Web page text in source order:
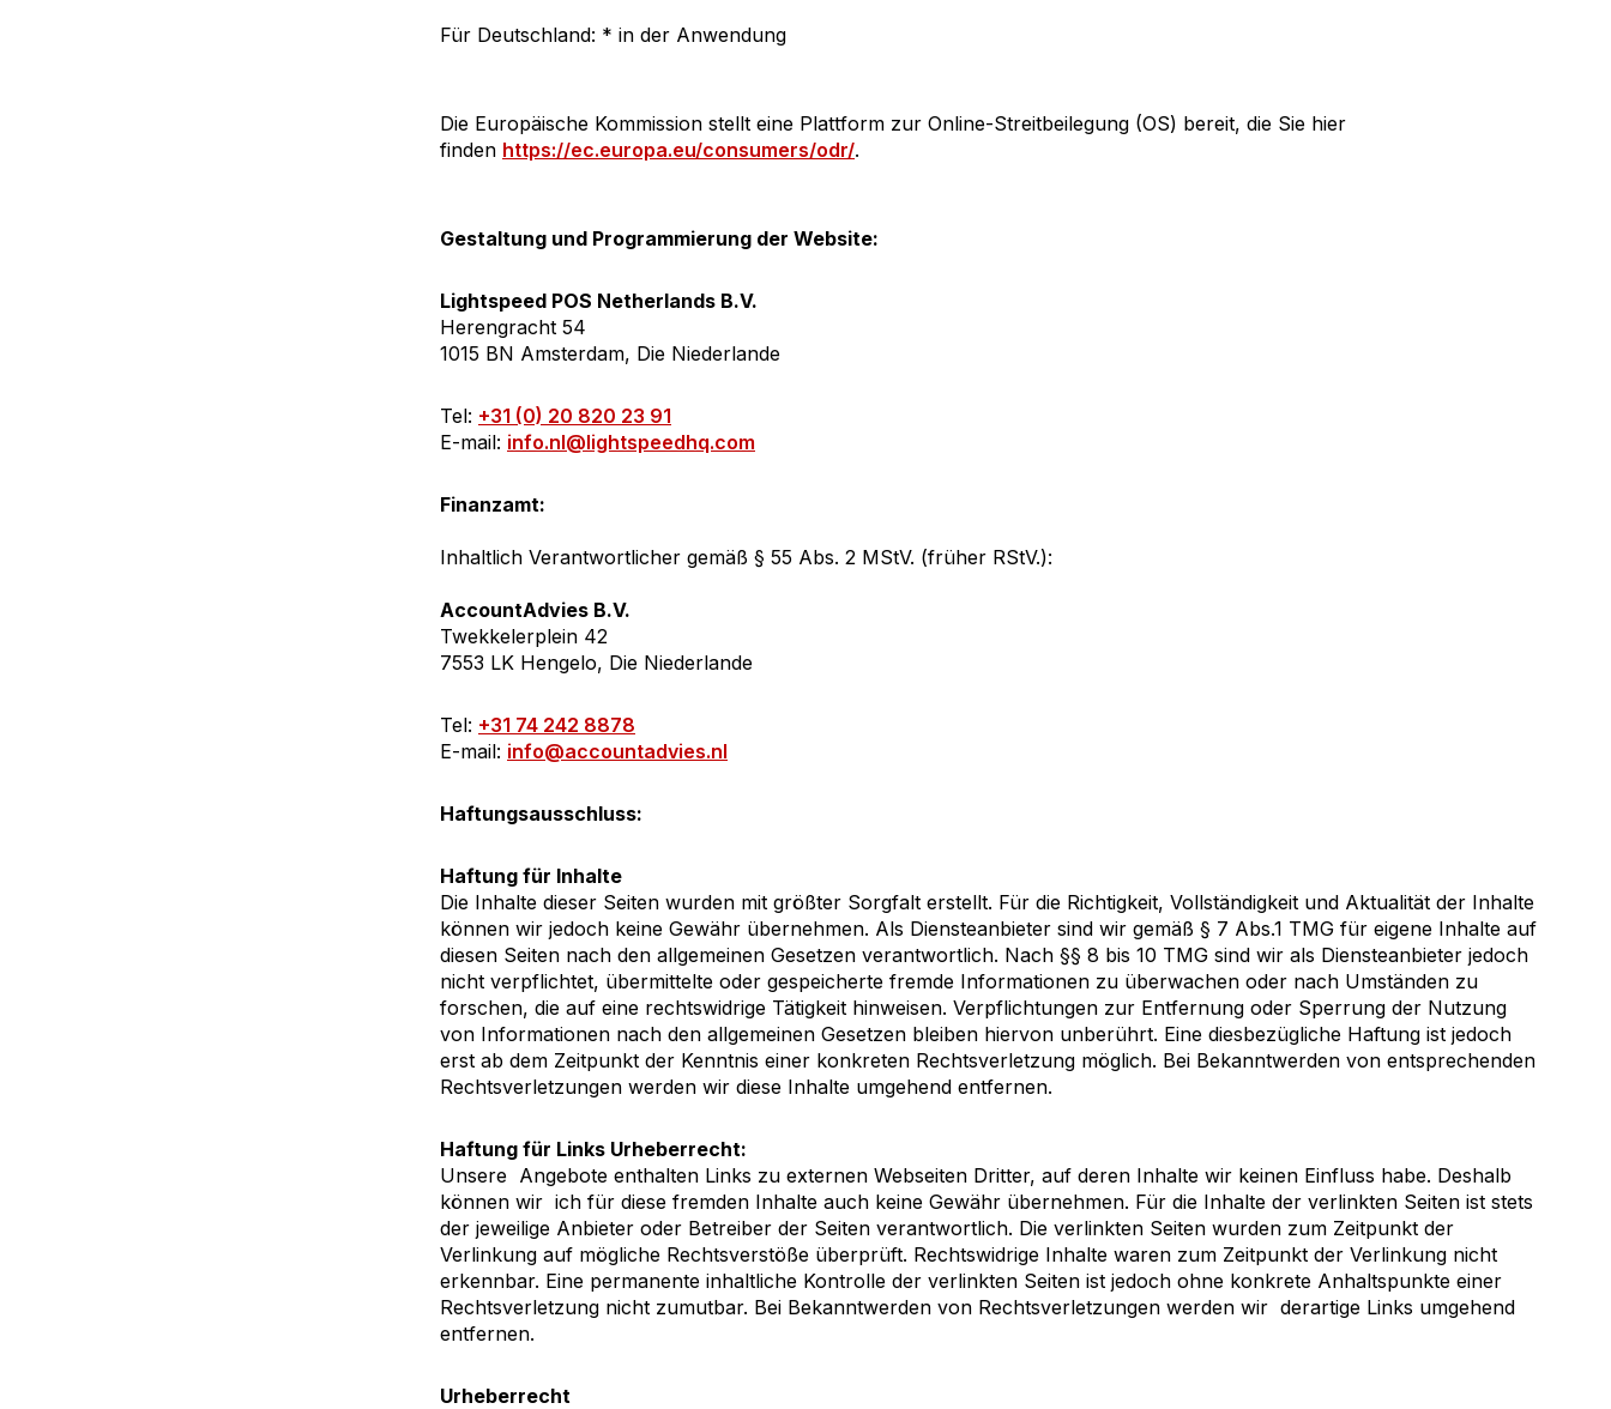
Für Deutschland: * in der Anwendung
Die Europäische Kommission stellt eine Plattform zur Online-Streitbeilegung (OS) bereit, die Sie hier
finden https://ec.europa.eu/consumers/odr/.
Gestaltung und Programmierung der Website:
Lightspeed POS Netherlands B.V.
Herengracht 54
1015 BN Amsterdam, Die Niederlande
Tel: +31 (0) 20 820 23 91
E-mail: info.nl@lightspeedhq.com
Finanzamt:
Inhaltlich Verantwortlicher gemäß § 55 Abs. 2 MStV. (früher RStV.):
AccountAdvies B.V.
Twekkelerplein 42
7553 LK Hengelo, Die Niederlande
Tel: +31 74 242 8878
E-mail: info@accountadvies.nl
Haftungsausschluss:
Haftung für Inhalte
Die Inhalte dieser Seiten wurden mit größter Sorgfalt erstellt. Für die Richtigkeit, Vollständigkeit und Aktualität der Inhalte
können wir jedoch keine Gewähr übernehmen. Als Diensteanbieter sind wir gemäß § 7 Abs.1 TMG für eigene Inhalte auf
diesen Seiten nach den allgemeinen Gesetzen verantwortlich. Nach §§ 8 bis 10 TMG sind wir als Diensteanbieter jedoch
nicht verpflichtet, übermittelte oder gespeicherte fremde Informationen zu überwachen oder nach Umständen zu
forschen, die auf eine rechtswidrige Tätigkeit hinweisen. Verpflichtungen zur Entfernung oder Sperrung der Nutzung
von Informationen nach den allgemeinen Gesetzen bleiben hiervon unberührt. Eine diesbezügliche Haftung ist jedoch
erst ab dem Zeitpunkt der Kenntnis einer konkreten Rechtsverletzung möglich. Bei Bekanntwerden von entsprechenden
Rechtsverletzungen werden wir diese Inhalte umgehend entfernen.
Haftung für Links Urheberrecht:
Unsere Angebote enthalten Links zu externen Webseiten Dritter, auf deren Inhalte wir keinen Einfluss habe. Deshalb
können wir ich für diese fremden Inhalte auch keine Gewähr übernehmen. Für die Inhalte der verlinkten Seiten ist stets
der jeweilige Anbieter oder Betreiber der Seiten verantwortlich. Die verlinkten Seiten wurden zum Zeitpunkt der
Verlinkung auf mögliche Rechtsverstöße überprüft. Rechtswidrige Inhalte waren zum Zeitpunkt der Verlinkung nicht
erkennbar. Eine permanente inhaltliche Kontrolle der verlinkten Seiten ist jedoch ohne konkrete Anhaltspunkte einer
Rechtsverletzung nicht zumutbar. Bei Bekanntwerden von Rechtsverletzungen werden wir derartige Links umgehend
entfernen.
Urheberrecht